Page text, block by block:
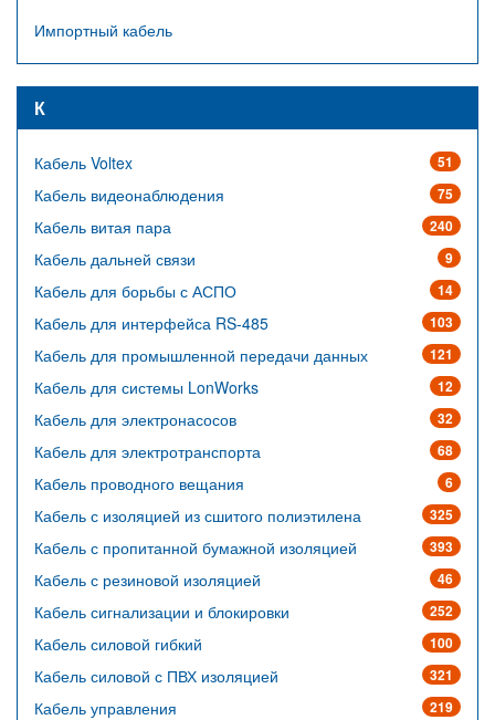
Импортный кабель
К
51
Кабель Voltex
75
Кабель видеонаблюдения
240
Кабель витая пара
9
Кабель дальней связи
14
Кабель для борьбы с АСПО
103
Кабель для интерфейса RS-485
121
Кабель для промышленной передачи данных
12
Кабель для системы LonWorks
32
Кабель для электронасосов
68
Кабель для электротранспорта
6
Кабель проводного вещания
325
Кабель с изоляцией из сшитого полиэтилена
393
Кабель с пропитанной бумажной изоляцией
46
Кабель с резиновой изоляцией
252
Кабель сигнализации и блокировки
100
Кабель силовой гибкий
321
Кабель силовой с ПВХ изоляцией
219
Кабель управления